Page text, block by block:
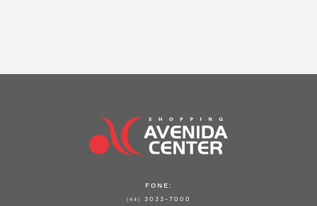
FONE:
(44) 3033-7000